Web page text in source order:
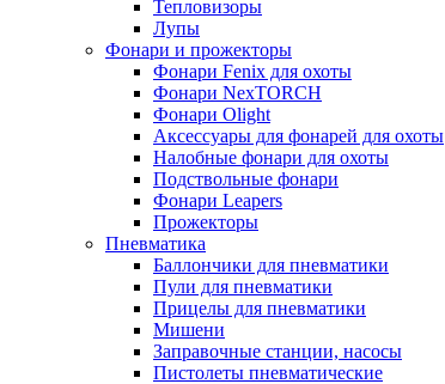
Тепловизоры
Лупы
Фонари и прожекторы
Фонари Fenix для охоты
Фонари NexTORCH
Фонари Olight
Аксессуары для фонарей для охоты
Налобные фонари для охоты
Подствольные фонари
Фонари Leapers
Прожекторы
Пневматика
Баллончики для пневматики
Пули для пневматики
Прицелы для пневматики
Мишени
Заправочные станции, насосы
Пистолеты пневматические